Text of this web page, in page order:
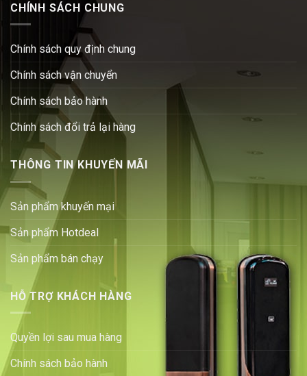
CHÍNH SÁCH CHUNG
Chính sách quy định chung
Chính sách vận chuyển
Chính sách bảo hành
Chính sách đổi trả lại hàng
THÔNG TIN KHUYẾN MÃI
Sản phẩm khuyến mại
Sản phẩm Hotdeal
Sản phẩm bán chạy
HỖ TRỢ KHÁCH HÀNG
Quyền lợi sau mua hàng
Chính sách bảo hành